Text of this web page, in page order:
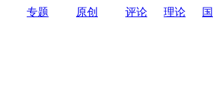
专题 原创 评论 理论